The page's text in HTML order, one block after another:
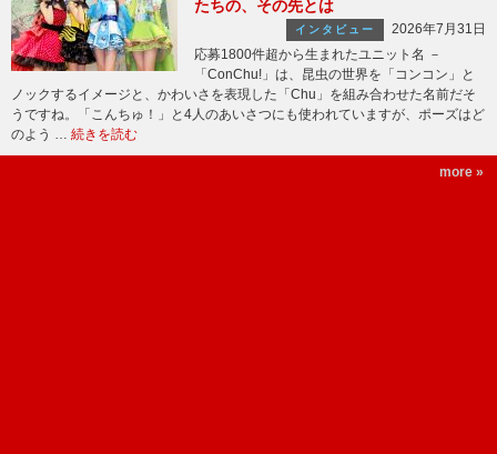
たちの、その先とは
インタビュー
2026年7月31日
応募1800件超から生まれたユニット名 －
「ConChu!」は、昆虫の世界を「コンコン」と
ノックするイメージと、かわいさを表現した「Chu」を組み合わせた名前だそ
うですね。「こんちゅ！」と4人のあいさつにも使われていますが、ポーズはど
のよう … 続きを読む
more »